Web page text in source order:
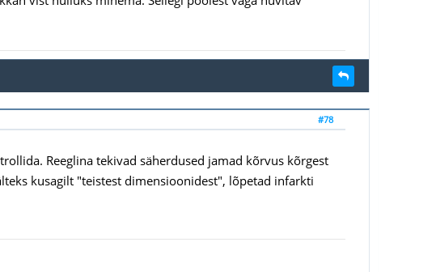
#78
Reeglina tekivad säherdused jamad kõrvus kõrgest
kusagilt "teistest dimensioonidest", lõpetad infarkti